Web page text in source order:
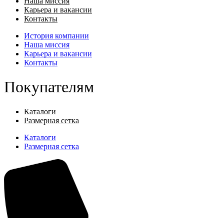
Карьера и вакансии
Контакты
История компании
Наша миссия
Карьера и вакансии
Контакты
Покупателям
Каталоги
Размерная сетка
Каталоги
Размерная сетка